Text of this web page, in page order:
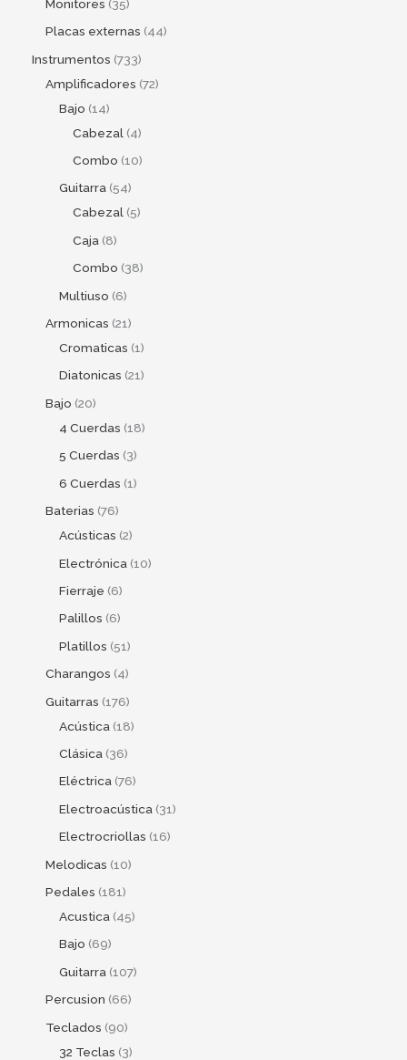
Monitores 35
Placas externas 44
Instrumentos 733
Amplificadores 72
Bajo 14
Cabezal 4
Combo 10
Guitarra 54
Cabezal 5
Caja 8
Combo 38
Multiuso 6
Armonicas 21
Cromaticas 1
Diatonicas 21
Bajo 20
4 Cuerdas 18
5 Cuerdas 3
6 Cuerdas 1
Baterias 76
Acústicas 2
Electrónica 10
Fierraje 6
Palillos 6
Platillos 51
Charangos 4
Guitarras 176
Acústica 18
Clásica 36
Eléctrica 76
Electroacústica 31
Electrocriollas 16
Melodicas 10
Pedales 181
Acustica 45
Bajo 69
Guitarra 107
Percusion 66
Teclados 90
32 Teclas 3